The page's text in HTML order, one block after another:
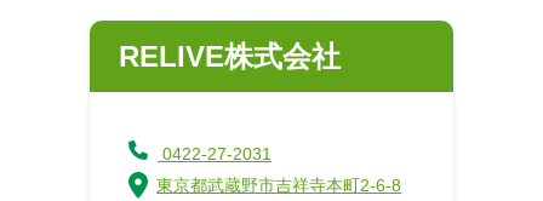
RELIVE株式会社
0422-27-2031
東京都武蔵野市吉祥寺本町2-6-8